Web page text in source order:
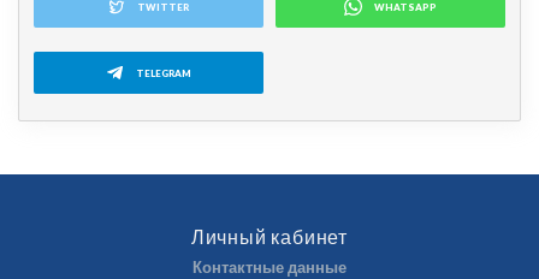
TWITTER WHATSAPP
TELEGRAM
Личный кабинет
Контактные данные